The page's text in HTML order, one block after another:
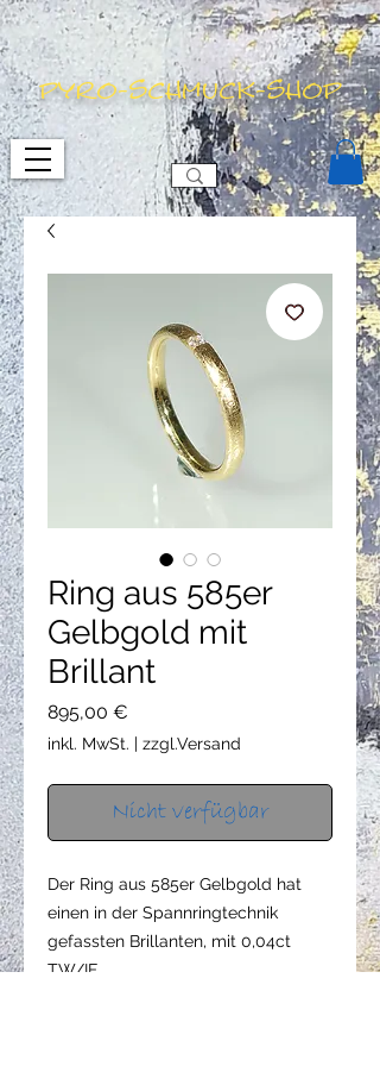
pyro-schmuck-shop
Ring aus 585er
Gelbgold mit
Brillant
895,00 €
inkl. MwSt. | zzgl.Versand
Nicht verfügbar
Der Ring aus 585er Gelbgold hat
einen in der Spannringtechnik
gefassten Brillanten, mit 0,04ct
TW/IF.